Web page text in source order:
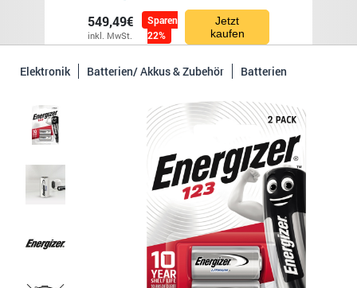
549,49€
inkl. MwSt.
Sparen
22%
Jetzt
kaufen
Elektronik Batterien/ Akkus & Zubehör Batterien